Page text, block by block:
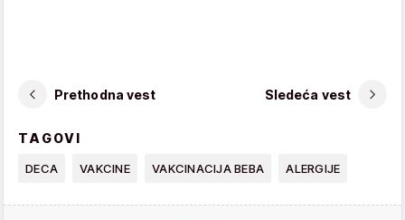
Prethodna vest Sledeća vest
TAGOVI
DECA VAKCINE VAKCINACIJA BEBA ALERGIJE